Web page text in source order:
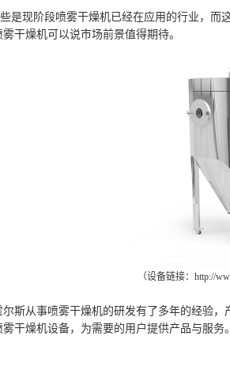
现阶段喷雾干燥机已经在应用的行业，而
干燥机可以说市场前景值得期待。
（设备链接：http://
从事喷雾干燥机的研发有了多年的经验，
干燥机设备，为需要的用户提供产品与服务。